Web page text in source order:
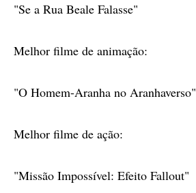
"Se a Rua Beale Falasse"
Melhor filme de animação:
"O Homem-Aranha no Aranhaverso"
Melhor filme de ação:
"Missão Impossível: Efeito Fallout"